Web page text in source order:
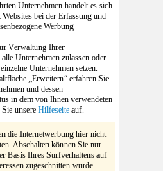
Unternehmen handelt es sich
bei der Erfassung und
Werbung
Verwaltung Ihrer
Unternehmen zulassen oder
Unternehmen setzen.
„Erweitern“ erfahren Sie
und dessen
in dem von Ihnen verwendeten
unsere Hilfeseite auf.
die Internetwerbung hier nicht
Abschalten können Sie nur
Basis Ihres Surfverhaltens auf
zugeschnitten wurde.